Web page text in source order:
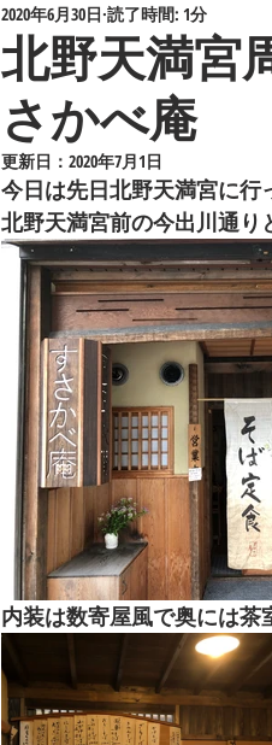
北野天満宮
さかべ庵
2020年6月30日 読了時間: 1分
更新日： 2020年7月1日
今日は先日北野天満宮に
北野天満宮前の今出川通り
内装は数寄屋風で奥には茶